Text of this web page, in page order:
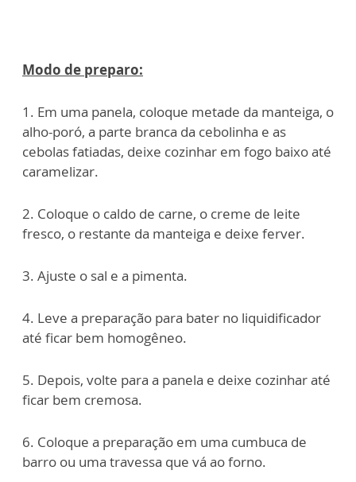
Modo de preparo:
1. Em uma panela, coloque metade da manteiga, o
alho-poró, a parte branca da cebolinha e as
cebolas fatiadas, deixe cozinhar em fogo baixo até
caramelizar.
2. Coloque o caldo de carne, o creme de leite
fresco, o restante da manteiga e deixe ferver.
3. Ajuste o sal e a pimenta.
4. Leve a preparação para bater no liquidificador
até ficar bem homogêneo.
5. Depois, volte para a panela e deixe cozinhar até
ficar bem cremosa.
6. Coloque a preparação em uma cumbuca de
barro ou uma travessa que vá ao forno.